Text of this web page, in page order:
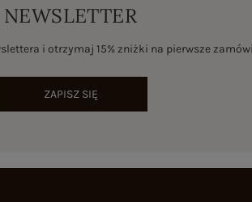
NEWSLETTER
i otrzymaj 15% zniżki na pierwsze
ZAPISZ SIĘ